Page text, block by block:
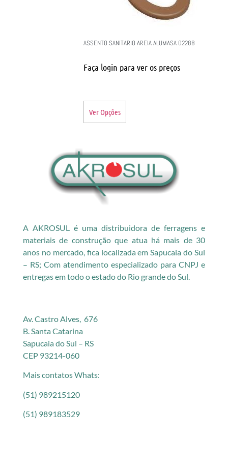
ASSENTO SANITARIO AREIA ALUMASA 02288
Faça login para ver os preços
Ver Opções
A AKROSUL é uma distribuidora de ferragens e
materiais de construção que atua há mais de 30
anos no mercado, fica localizada em Sapucaia do Sul
– RS; Com atendimento especializado para CNPJ e
entregas em todo o estado do Rio grande do Sul.
Av. Castro Alves, 676
B. Santa Catarina
Sapucaia do Sul – RS
CEP 93214-060
Mais contatos Whats:
(51) 989215120
(51) 989183529